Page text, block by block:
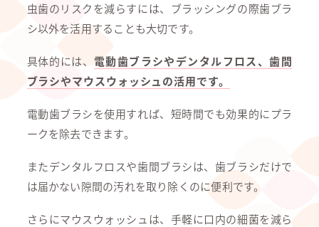
虫歯のリスクを減らすには、ブラッシングの際歯ブラ
シ以外を活用することも大切です。
具体的には、 電動歯ブラシやデンタルフロス、歯間
ブラシやマウスウォッシュの活用です。
電動歯ブラシを使用すれば、短時間でも効果的にプラ
ークを除去できます。
またデンタルフロスや歯間ブラシは、歯ブラシだけで
は届かない隙間の汚れを取り除くのに便利です。
さらにマウスウォッシュは、手軽に口内の細菌を減ら